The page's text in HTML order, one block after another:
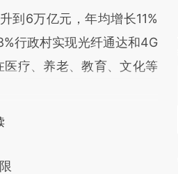
6万亿元，年均增长11%
行政村实现光纤通达和4G
疗、养老、教育、文化等